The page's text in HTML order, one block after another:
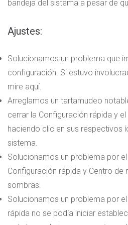
bandeja del sistema a pesar de
Ajustes:
Solucionamos un problema que
configuración. Si estuvo
mire aquí.
Arreglamos un tartamudeo
cerrar la Configuración rápida y
haciendo clic en sus respectivos
sistema.
Solucionamos un problema por
Configuración rápida y Centro de
sombras.
Solucionamos un problema por
rápida no se podía iniciar